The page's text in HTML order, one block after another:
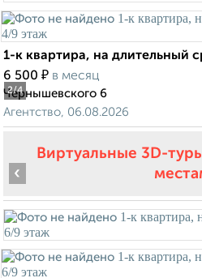
2/4
1-к квартира, на длительный
6 500 ₽ в месяц
Чернышевского 6
Агентство, 06.08.2026
Виртуальные 3D-
‹